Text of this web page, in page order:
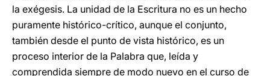
la exégesis. La unidad de la Escritura no es un hecho
puramente histórico-crítico, aunque el conjunto,
también desde el punto de vista histórico, es un
proceso interior de la Palabra que, leída y
comprendida siempre de modo nuevo en el curso de